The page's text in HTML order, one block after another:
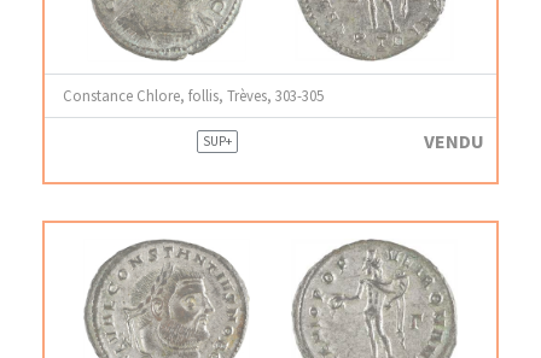
Constance Chlore, follis, Trèves, 303-305
SUP+ VENDU